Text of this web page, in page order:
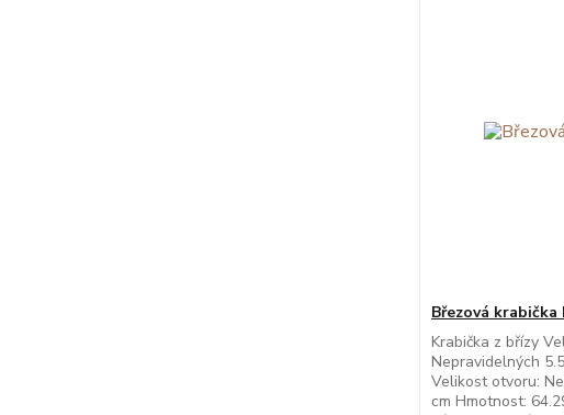
Březová krabička
Krabička z břízy
Nepravidelných
Velikost otvoru:
cm Hmotnost: